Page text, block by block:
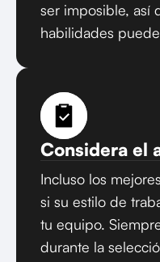
ser imposible, así
habilidades
Considera el
Incluso los
si su estilo de
tu equipo.
durante la